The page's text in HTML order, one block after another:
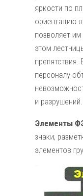
яркости по
ориентацию
позволяет
этом
персоналу
и разрушений.
Элементы
знаки,
элементов